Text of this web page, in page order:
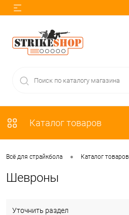
Каталог товаров
Всё для страйкбола • Каталог товаров
Шевроны
Уточнить раздел